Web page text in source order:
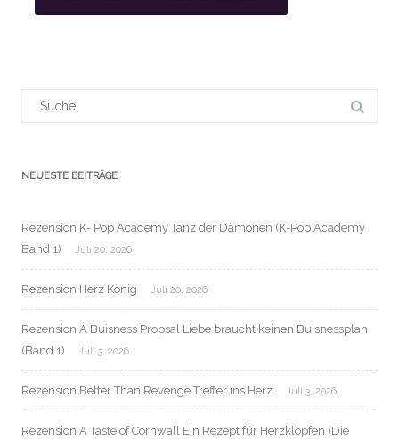
NEUESTE BEITRÄGE
Rezension K- Pop Academy Tanz der Dämonen (K-Pop Academy
Band 1)
Juli 20, 2026
Rezension Herz König Juli 20, 2026
Rezension A Buisness Propsal Liebe braucht keinen Buisnessplan
(Band 1)
Juli 3, 2026
Rezension Better Than Revenge Treffer ins Herz Juli 3, 2026
Rezension A Taste of Cornwall Ein Rezept für Herzklopfen (Die